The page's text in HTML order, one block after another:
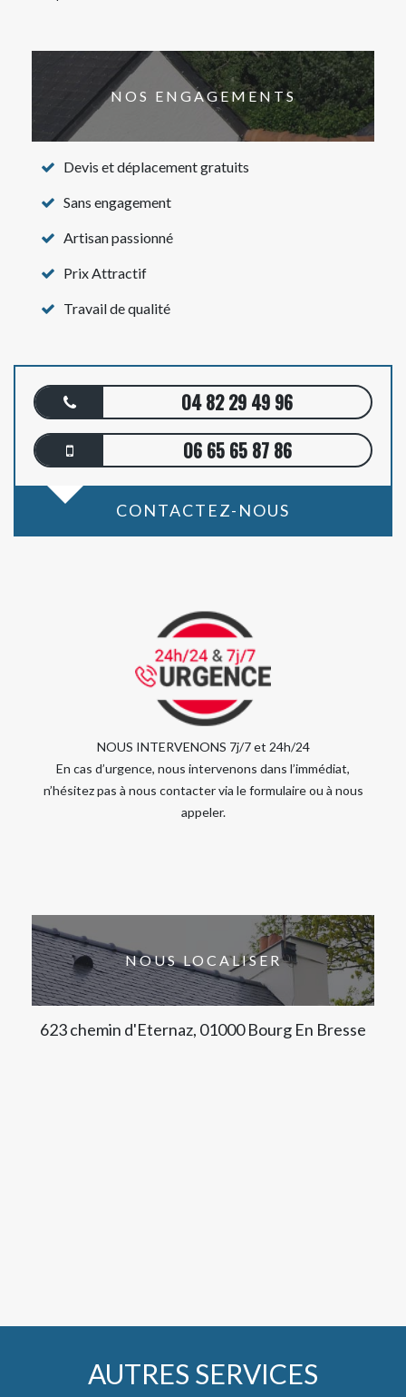
NOS ENGAGEMENTS
Devis et déplacement gratuits
Sans engagement
Artisan passionné
Prix Attractif
Travail de qualité
04 82 29 49 96
06 65 65 87 86
CONTACTEZ-NOUS
NOUS INTERVENONS 7j/7 et 24h/24
En cas d’urgence, nous intervenons dans l’immédiat,
n’hésitez pas à nous contacter via le formulaire ou à nous
appeler.
NOUS LOCALISER
623 chemin d'Eternaz, 01000 Bourg En Bresse
AUTRES SERVICES